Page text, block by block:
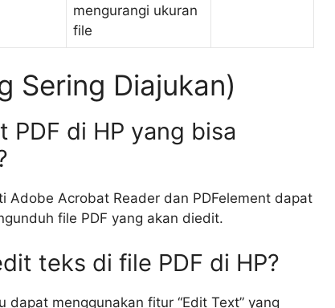
mengurangi ukuran
file
Sering Diajukan)
PDF di HP yang bisa
Adobe Acrobat Reader dan PDFelement dapat
file PDF yang akan diedit.
teks di file PDF di HP?
menggunakan fitur “Edit Text” yang